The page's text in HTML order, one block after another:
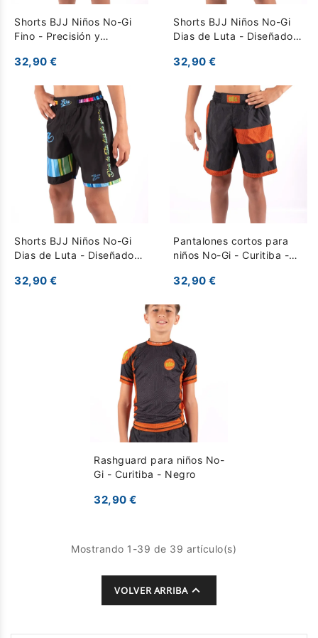
Shorts BJJ Niños No-Gi
Fino - Precisión y
Entrenamiento - Negro
32,90 €
Shorts BJJ Niños No-Gi
Dias de Luta - Diseñados
Intensos - gris oscuro
32,90 €
Shorts BJJ Niños No-Gi
Dias de Luta - Diseñados
Intensos - Negro
32,90 €
Pantalones cortos para
niños No-Gi - Curitiba -
32,90 €
Rashguard para niños No-
Gi - Curitiba - Negro
32,90 €
Mostrando 1-39 de 39 artículo(s)
VOLVER ARRIBA